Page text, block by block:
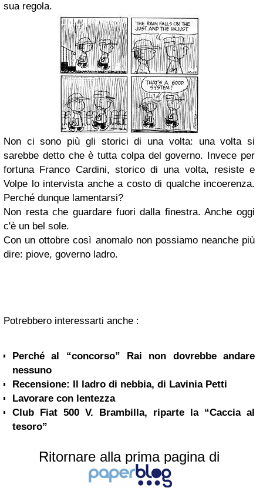
sua regola.
Non ci sono più gli storici di una volta: una volta si
sarebbe detto che è tutta colpa del governo. Invece per
fortuna Franco Cardini, storico di una volta, resiste e
Volpe lo intervista anche a costo di qualche incoerenza.
Perché dunque lamentarsi?
Non resta che guardare fuori dalla finestra. Anche oggi
c'è un bel sole.
Con un ottobre così anomalo non possiamo neanche più
dire: piove, governo ladro.
Potrebbero interessarti anche :
Perché al “concorso” Rai non dovrebbe andare
nessuno
Recensione: Il ladro di nebbia, di Lavinia Petti
Lavorare con lentezza
Club Fiat 500 V. Brambilla, riparte la “Caccia al
tesoro”
Ritornare alla prima pagina di